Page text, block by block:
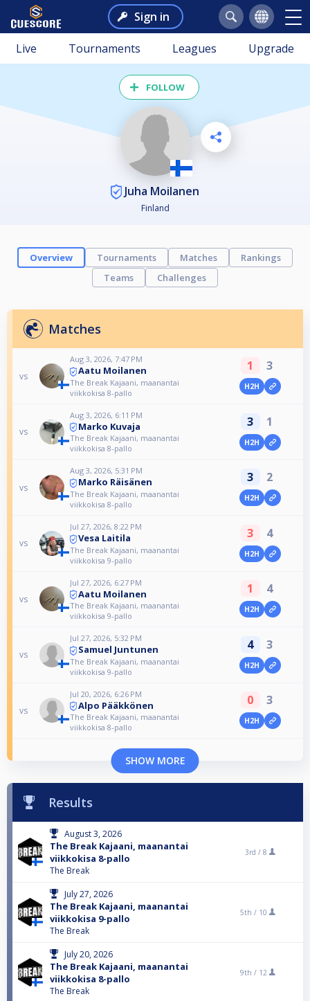
Sign in
Live Tournaments Leagues Upgrade
FOLLOW
Juha Moilanen
Finland
Overview Tournaments Matches
Rankings
Teams
Challenges
Matches
vs
Aug 3, 2026, 7:47 PM
Aatu Moilanen
The Break Kajaani, maanantai
viikkokisa 8-pallo
1 3
H2H
vs
Aug 3, 2026, 6:11 PM
Marko Kuvaja
The Break Kajaani, maanantai
viikkokisa 8-pallo
3 1
H2H
vs
Aug 3, 2026, 5:31 PM
Marko Räisänen
The Break Kajaani, maanantai
viikkokisa 8-pallo
3 2
H2H
vs
Jul 27, 2026, 8:22 PM
Vesa Laitila
The Break Kajaani, maanantai
viikkokisa 9-pallo
3 4
H2H
vs
Jul 27, 2026, 6:27 PM
Aatu Moilanen
The Break Kajaani, maanantai
viikkokisa 9-pallo
1 4
H2H
vs
Jul 27, 2026, 5:32 PM
Samuel Juntunen
The Break Kajaani, maanantai
viikkokisa 9-pallo
4 3
H2H
vs
Jul 20, 2026, 6:26 PM
Alpo Pääkkönen
The Break Kajaani, maanantai
viikkokisa 8-pallo
0 3
H2H
SHOW MORE
Results
August 3, 2026
The Break Kajaani, maanantai
viikkokisa 8-pallo
The Break
3rd / 8
July 27, 2026
The Break Kajaani, maanantai
viikkokisa 9-pallo
The Break
5th / 10
July 20, 2026
The Break Kajaani, maanantai
viikkokisa 8-pallo
The Break
9th / 12